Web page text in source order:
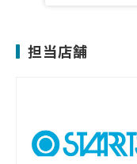
担当店舗